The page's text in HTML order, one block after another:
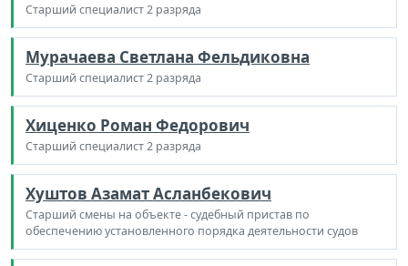
Старший специалист 2 разряда
Мурачаева Светлана Фельдиковна
Старший специалист 2 разряда
Хиценко Роман Федорович
Старший специалист 2 разряда
Хуштов Азамат Асланбекович
Старший смены на объекте - судебный пристав по
обеспечению установленного порядка деятельности судов